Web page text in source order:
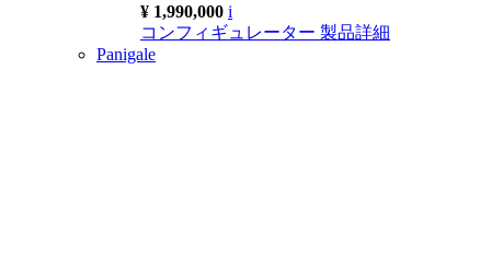
¥ 1,990,000 i
コンフィギュレーター 製品詳細
Panigale